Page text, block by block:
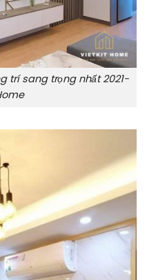
trí sang trọng nhất 2021-